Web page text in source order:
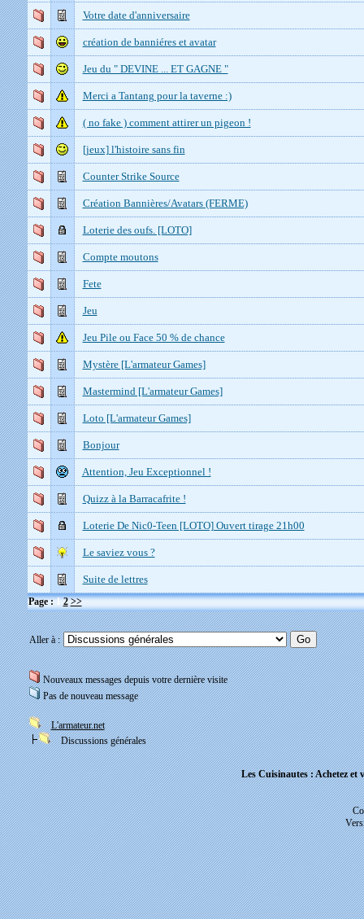
Votre date d'anniversaire
création de banniéres et avatar
Jeu du " DEVINE ... ET GAGNE "
Merci a Tantang pour la taverne :)
( no fake ) comment attirer un pigeon !
[jeux] l'histoire sans fin
Counter Strike Source
Création Bannières/Avatars (FERME)
Loterie des oufs. [LOTO]
Compte moutons
Fete
Jeu
Jeu Pile ou Face 50 % de chance
Mystère [L'armateur Games]
Mastermind [L'armateur Games]
Loto [L'armateur Games]
Bonjour
Attention, Jeu Exceptionnel !
Quizz à la Barracafrite !
Loterie De Nic0-Teen [LOTO] Ouvert tirage 21h00
Le saviez vous ?
Suite de lettres
Page :1 2 >>
Aller à :
Nouveaux messages depuis votre dernière visite
Pas de nouveau message
L'armateur.net
Discussions générales
Les Cuisinautes : Achetez et